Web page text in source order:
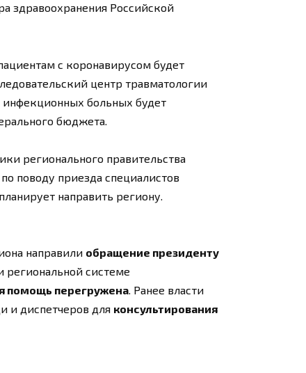
здравоохранения Российской
с коронавирусом будет
центр травматологии
больных будет
бюджета.
регионального правительства
поводу приезда специалистов
направить региону.
направили обращение президенту
региональной системе
помощь перегружена. Ранее власти
и диспетчеров для консультирования